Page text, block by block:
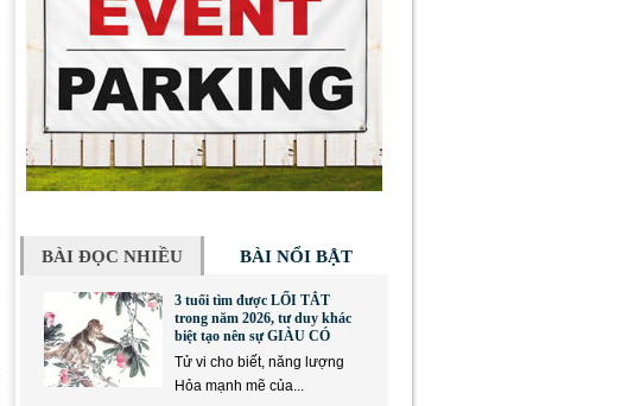
BÀI ĐỌC NHIỀU BÀI NỔI BẬT
3 tuổi tìm được LỐI TẮT
trong năm 2026, tư duy khác
biệt tạo nên sự GIÀU CÓ
Tử vi cho biết, năng lượng
Hỏa mạnh mẽ của...